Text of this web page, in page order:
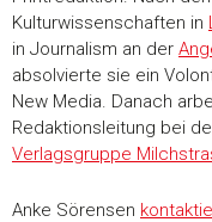
Einwilligungsauswahl
Notwendig
Präferenzen
Kulturwissenschaften in
in Journalism an der
absolvierte sie ein
New Media. Danach
Redaktionsleitung bei
Verlagsgruppe
Anke Sörensen